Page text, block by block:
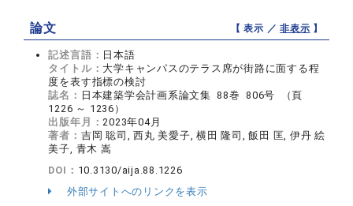
論文 【 表示 ／非表示 】
記述言語： 日本語
タイトル： 大学キャンパスのテラス席が街路に面する程
度を表す指標の検討
誌名： 日本建築学会計画系論文集 88巻 806号 （頁
1226 ～ 1236）
出版年月：2023年04月
著者： 吉岡 聡司, 西丸 美愛子, 横田 隆司, 飯田 匡, 伊丹 絵
美子, 青木 嵩
DOI： 10.3130/aija.88.1226
外部サイトへのリンクを表示